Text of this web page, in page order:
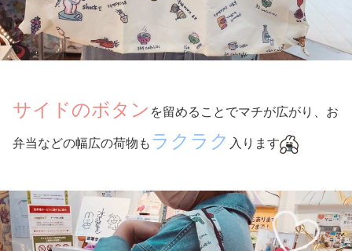
サイドのボタン を留めることでマチが広がり、お
弁当などの幅広の荷物も ラクラク 入ります